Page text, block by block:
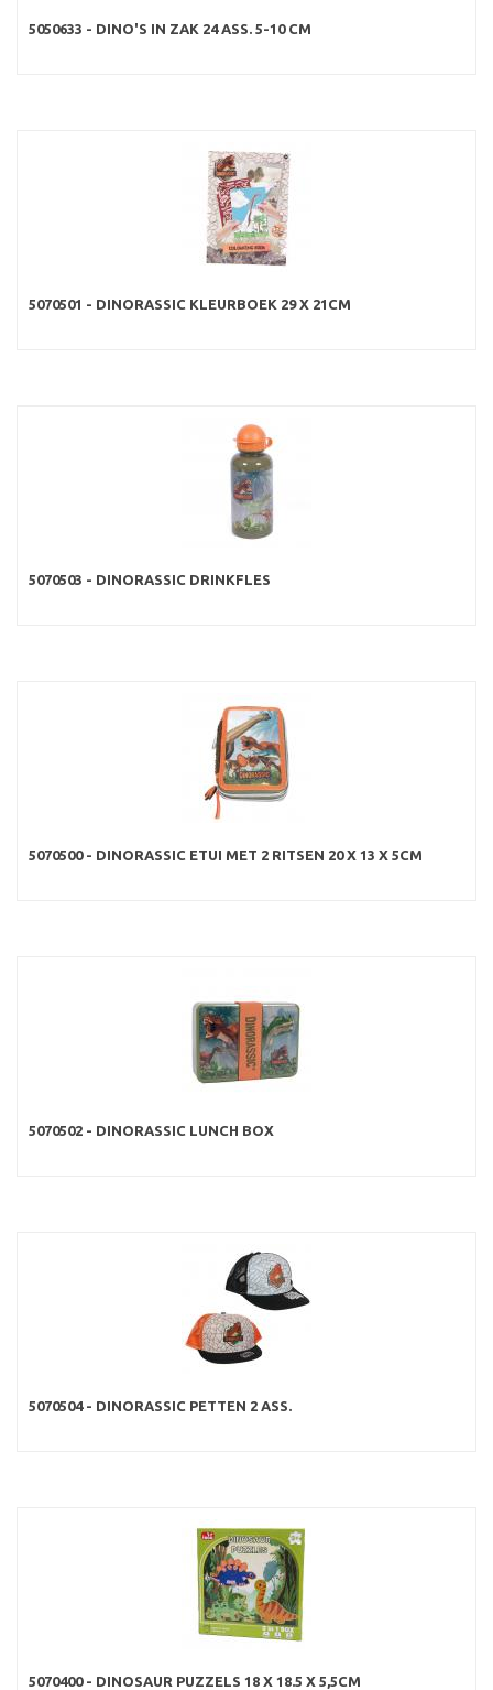
5050633 - DINO'S IN ZAK 24 ASS. 5-10 CM
5070501 - DINORASSIC KLEURBOEK 29 X 21CM
5070503 - DINORASSIC DRINKFLES
5070500 - DINORASSIC ETUI MET 2 RITSEN 20 X 13 X 5CM
5070502 - DINORASSIC LUNCH BOX
5070504 - DINORASSIC PETTEN 2 ASS.
5070400 - DINOSAUR PUZZELS 18 X 18.5 X 5,5CM